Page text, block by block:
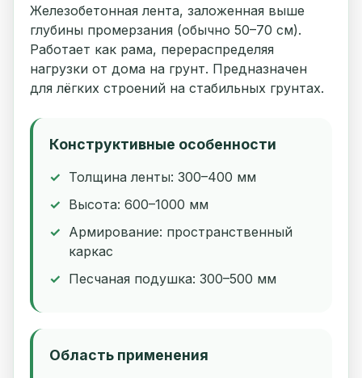
Железобетонная лента, заложенная выше
глубины промерзания (обычно 50–70 см).
Работает как рама, перераспределяя
нагрузки от дома на грунт. Предназначен
для лёгких строений на стабильных грунтах.
Конструктивные особенности
Толщина ленты: 300–400 мм
Высота: 600–1000 мм
Армирование: пространственный
каркас
Песчаная подушка: 300–500 мм
Область применения